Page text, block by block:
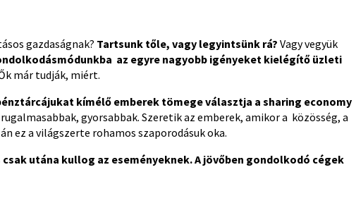
gazdaságnak? Tartsunk tőle, vagy legyintsünk rá? Vagy vegyük
az egyre nagyobb igényeket kielégítő üzleti
már tudják, miért.
kímélő emberek tömege választja a sharing economy
gyorsabbak. Szeretik az emberek, amikor a közösség, a
ez a világszerte rohamos szaporodásuk oka.
utána kullog az eseményeknek.A jövőben gondolkodó cégek